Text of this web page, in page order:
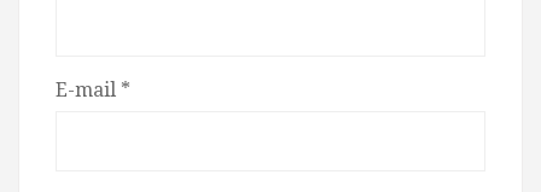
E-mail *